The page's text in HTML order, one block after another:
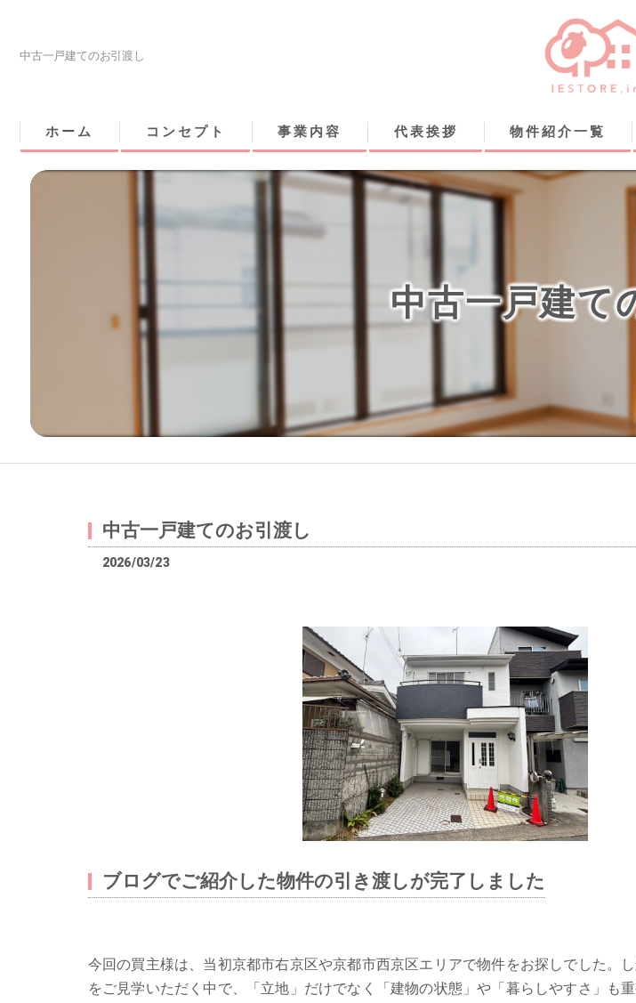
中古一戸建てのお引渡し
ホーム コンセプト 事業内容 代表挨拶 物件紹介一覧
中古一戸建て
中古一戸建てのお引渡し
2026/03/23
ブログでご紹介した物件の引き渡しが完了しました
今回の買主様は、当初京都市右京区や京都市西京区エリアで物件をお探しでした。
をご見学いただく中で、「立地」だけでなく「建物の状態」や「暮らしやすさ」も